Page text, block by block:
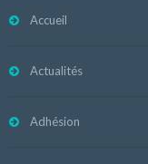
Accueil
Actualités
Adhésion